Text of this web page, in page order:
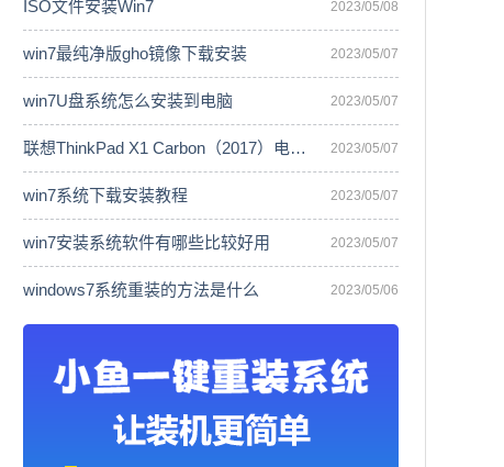
ISO文件安装Win7 2023/05/08
win7最纯净版gho镜像下载安装 2023/05/07
win7U盘系统怎么安装到电脑 2023/05/07
联想ThinkPad X1 Carbon（2017）电脑安 2023/05/07
win7系统下载安装教程 2023/05/07
win7安装系统软件有哪些比较好用 2023/05/07
windows7系统重装的方法是什么 2023/05/06